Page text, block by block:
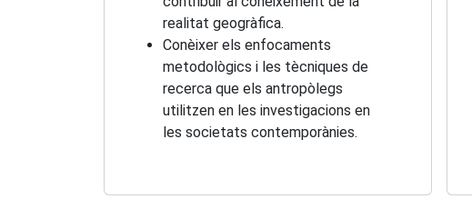
realitat geogràfica.
Conèixer els enfocaments
metodològics i les tècniques de
recerca que els antropòlegs
utilitzen en les investigacions en
les societats contemporànies.